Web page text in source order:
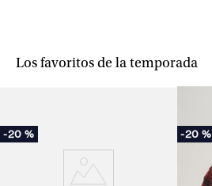
Los favoritos de la temporada
-20 % -20 %